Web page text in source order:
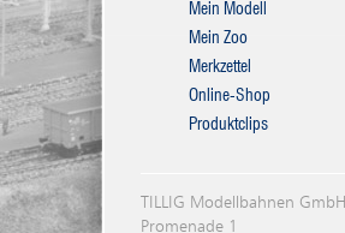
Mein Modell
Mein Zoo
Merkzettel
Online-Shop
Produktclips
TILLIG Modellbahnen GmbH
Promenade 1